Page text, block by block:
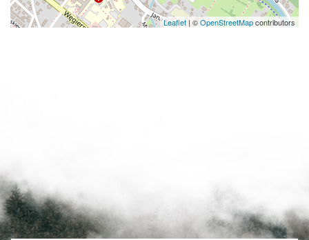
Leaflet | ©OpenStreetMapcontributors